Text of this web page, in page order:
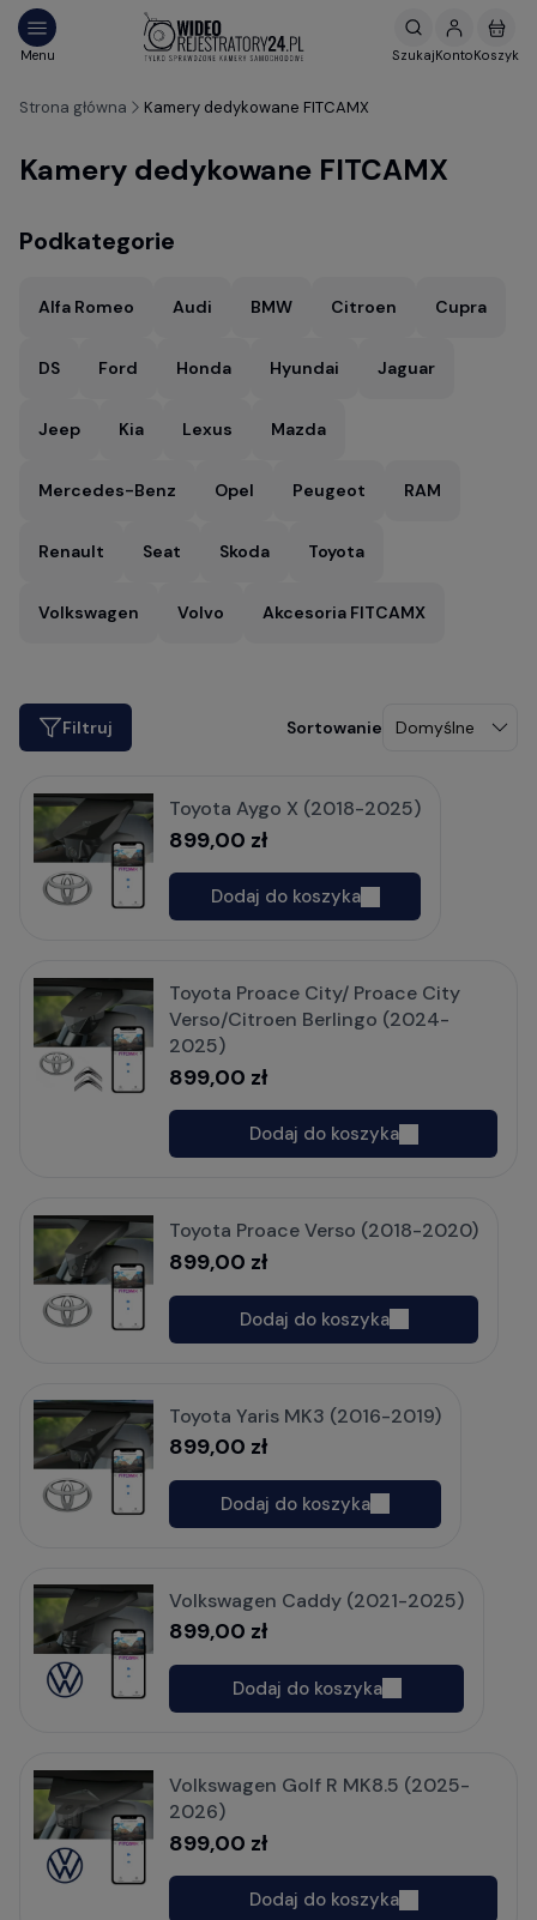
Strona główna Kamery dedykowane FITCAMX
Kamery dedykowane FITCAMX
Podkategorie
Alfa Romeo Audi BMW Citroen Cupra
DS Ford Honda Hyundai Jaguar
Jeep Kia Lexus Mazda
Mercedes-Benz Opel Peugeot RAM
Renault Seat Skoda Toyota
Volkswagen Volvo Akcesoria FITCAMX
Filtruj
Toyota Aygo X (2018-2025)
899,00 zł
Dodaj do koszyka
Toyota Proace City/ Proace City
Verso/Citroen Berlingo (2024-
2025)
899,00 zł
Dodaj do koszyka
Toyota Proace Verso (2018-2020)
899,00 zł
Dodaj do koszyka
Toyota Yaris MK3 (2016-2019)
899,00 zł
Dodaj do koszyka
Volkswagen Caddy (2021-2025)
899,00 zł
Dodaj do koszyka
Volkswagen Golf R MK8.5 (2025-
2026)
899,00 zł
Dodaj do koszyka